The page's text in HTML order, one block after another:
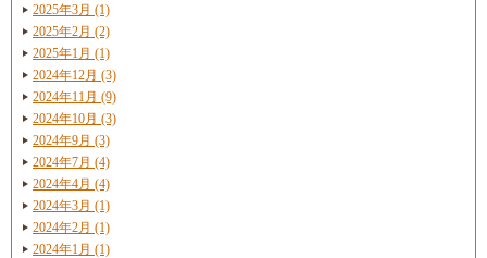
2025年3月 (1)
2025年2月 (2)
2025年1月 (1)
2024年12月 (3)
2024年11月 (9)
2024年10月 (3)
2024年9月 (3)
2024年7月 (4)
2024年4月 (4)
2024年3月 (1)
2024年2月 (1)
2024年1月 (1)